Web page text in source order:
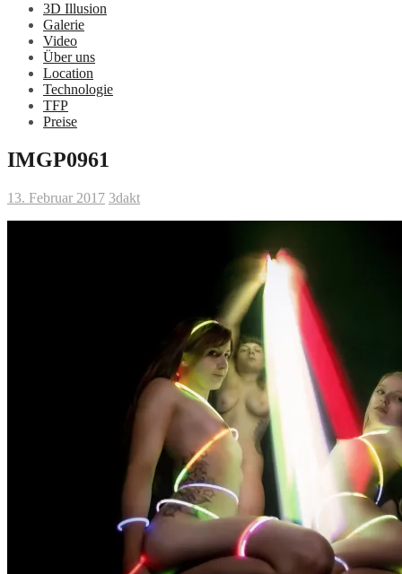
3D Illusion
Galerie
Video
Über uns
Location
Technologie
TFP
Preise
IMGP0961
13. Februar 2017 3dakt